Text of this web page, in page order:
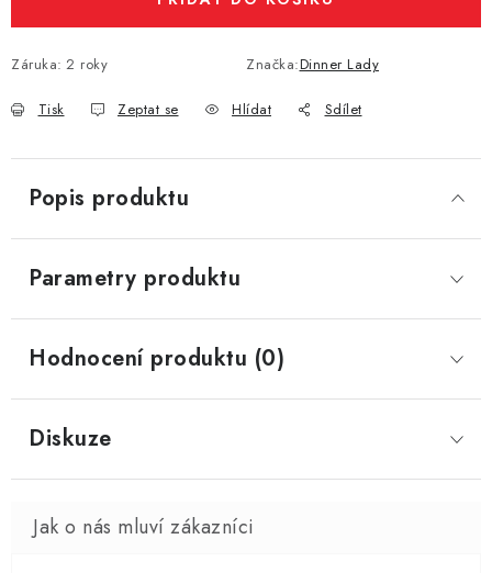
Záruka: 2 roky Značka:Dinner Lady
Tisk Zeptat se Hlídat Sdílet
Popis produktu
Parametry produktu
Hodnocení produktu (0)
Diskuze